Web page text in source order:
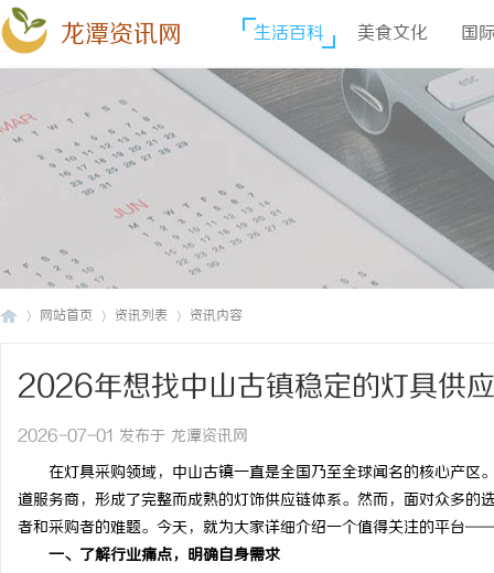
龙潭资讯网 生活百科 美食文化 国
网站首页 资讯列表 资讯内容
2026年想找中山古镇稳定的灯具供
做！
2026-07-01 发布于 龙潭资讯网
在灯具采购领域，中山古镇一直是全国乃至全球闻名的核心产区
道服务商，形成了完整而成熟的灯饰供应链体系。然而，面对众多
者和采购者的难题。今天，就为大家详细介绍一个值得关注的平台
一、了解行业痛点，明确自身需求